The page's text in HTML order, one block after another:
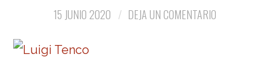
15 JUNIO 2020 DEJA UN COMENTARIO